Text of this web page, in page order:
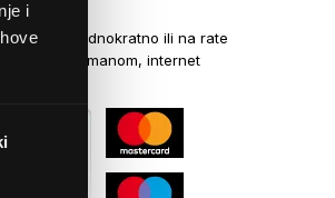
i
jednokratno ili na rate
virmanom, internet